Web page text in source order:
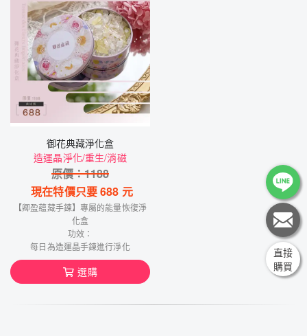
御花典藏淨化盒
造運晶淨化/重生/消磁
原價：1188
現在特價只要688 元
【卿盈蘊藏手鍊】專屬的能量恢復淨
化盒
功效：
每日為造運晶手鍊進行淨化
選購
直接
購買